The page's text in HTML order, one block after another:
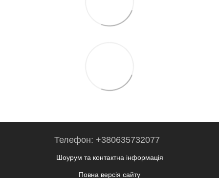
Телефон: +380635732077
Шоурум та контактна інформація
Повна версія сайту